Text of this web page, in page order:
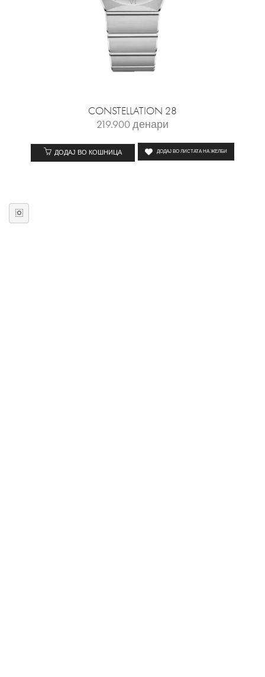
CONSTELLATION 28
219.900денари
ДОДАЈ ВО КОШНИЦА ДОДАЈ ВО ЛИСТАТА НА ЖЕЛБИ